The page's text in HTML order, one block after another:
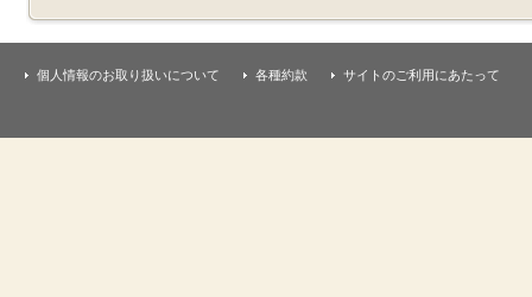
個人情報のお取り扱いについて 各種約款 サイトのご利用にあたって